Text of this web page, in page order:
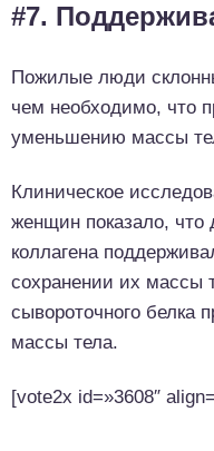
#7.
Пожилые люди
чем необходимо, что
уменьшению массы
Клиническое
женщин показало, что
коллагена
сохранении их массы
сывороточного белка
массы тела.
[vote2x id=»3608″